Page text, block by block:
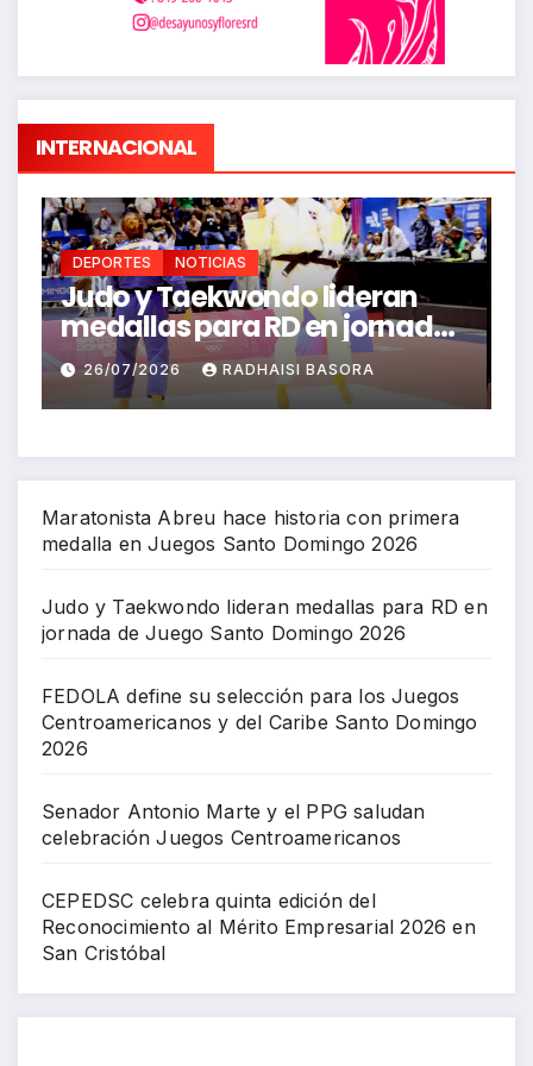
INTERNACIONAL
DEPORTES NOTICIAS
FEDOLA define su selección
para los Juegos
Centroamericanos y del
Caribe Santo Domingo 2026
26/07/2026 RICHARD BAZIL
Maratonista Abreu hace historia con primera
medalla en Juegos Santo Domingo 2026
Judo y Taekwondo lideran medallas para RD en
jornada de Juego Santo Domingo 2026
FEDOLA define su selección para los Juegos
Centroamericanos y del Caribe Santo Domingo
2026
Senador Antonio Marte y el PPG saludan
celebración Juegos Centroamericanos
CEPEDSC celebra quinta edición del
Reconocimiento al Mérito Empresarial 2026 en
San Cristóbal